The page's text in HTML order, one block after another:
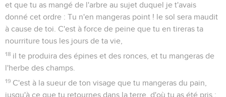
et que tu as mangé de l'arbre au sujet duquel je t'avais
donné cet ordre : Tu n'en mangeras point ! le sol sera maudit
à cause de toi. C'est à force de peine que tu en tireras ta
nourriture tous les jours de ta vie,
18 il te produira des épines et des ronces, et tu mangeras de
l'herbe des champs.
19 C'est à la sueur de ton visage que tu mangeras du pain,
jusqu'à ce que tu retournes dans la terre, d'où tu as été pris ;